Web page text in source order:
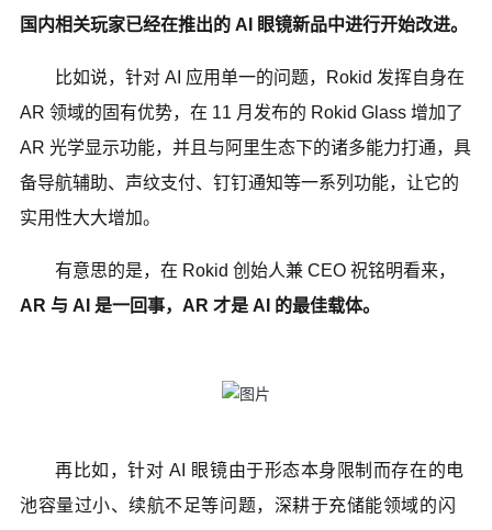
国内相关玩家已经在推出的 AI 眼镜新品中进行开始改进。
比如说，针对 AI 应用单一的问题，Rokid 发挥自身在
AR 领域的固有优势，在 11 月发布的 Rokid Glass 增加了
AR 光学显示功能，并且与阿里生态下的诸多能力打通，具
备导航辅助、声纹支付、钉钉通知等一系列功能，让它的
实用性大大增加。
有意思的是，在 Rokid 创始人兼 CEO 祝铭明看来，
AR 与 AI 是一回事，AR 才是 AI 的最佳载体。
再比如，针对 AI 眼镜由于形态本身限制而存在的电
池容量过小、续航不足等问题，深耕于充储能领域的闪